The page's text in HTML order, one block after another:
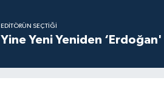
EDITÖRÜN SEÇTIĞI
Yine Yeni Yeniden ‘Erdoğan'